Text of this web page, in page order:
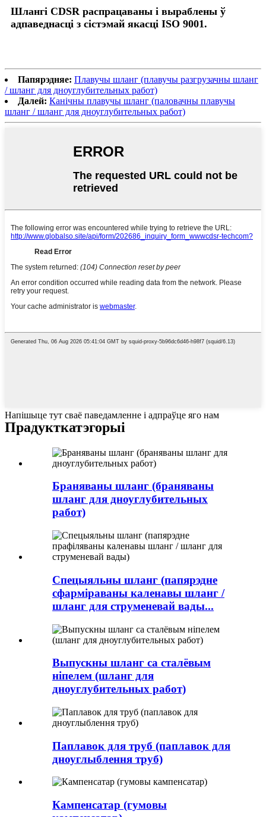
Шлангі CDSR распрацаваны і выраблены ў
адпаведнасці з сістэмай якасці ISO 9001.
Папярэдняе: Плавучы шланг (плавучы разгрузачны шланг
/ шланг для дноуглубительных работ)
Далей: Канічны плавучы шланг (паловачны плавучы
шланг / шланг для дноуглубительных работ)
Напішыце тут сваё паведамленне і адпраўце яго нам
Прадукткатэгорыі
Браняваны шланг (браняваны
шланг для дноуглубительных
работ)
Спецыяльны шланг (папярэдне
сфарміраваны каленавы шланг /
шланг для струменевай вады...
Выпускны шланг са сталёвым
ніпелем (шланг для
дноуглубительных работ)
Паплавок для труб (паплавок для
дноуглыблення труб)
Кампенсатар (гумовы